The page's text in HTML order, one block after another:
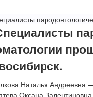
Наталья Андреевна
Оксана